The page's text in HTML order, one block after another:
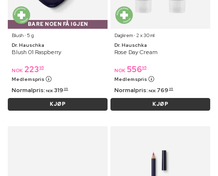
BARE NOEN FÅ IGJEN
Blush ⋅ 5 g
Dr. Hauschka
Blush 01 Raspberry
NOK 223 95
Medlemspris
Normalpris: NOK 319 95
KJØP
Dagkrem ⋅ 2 x 30 ml
Dr. Hauschka
Rose Day Cream
NOK 55695
Medlemspris
Normalpris: NOK 769 95
KJØP